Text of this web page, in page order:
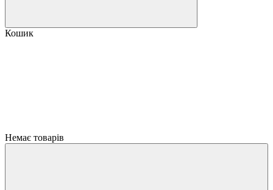
Кошик
Немає товарів